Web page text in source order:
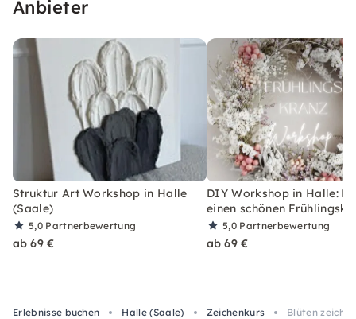
Anbieter
Struktur Art Workshop in Halle
(Saale)
5,0 Partnerbewertung
ab 69 €
DIY Workshop in Halle:
einen schönen
5,0 Partnerbewertung
ab 69 €
Erlebnisse buchen Halle (Saale) Zeichenkurs
Blüten